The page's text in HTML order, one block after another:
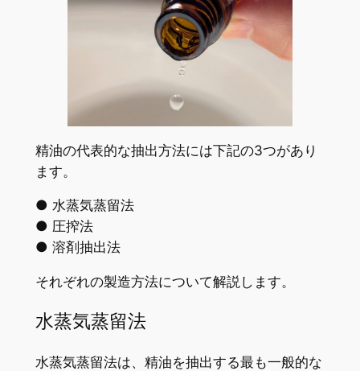
精油の代表的な抽出方法には下記の3つがあり
ます。
● 水蒸気蒸留法
● 圧搾法
● 溶剤抽出法
それぞれの製造方法について解説します。
水蒸気蒸留法
水蒸気蒸留法は、精油を抽出する最も一般的な